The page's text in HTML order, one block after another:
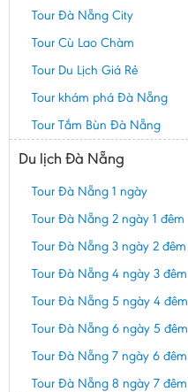
Tour Đà Nẵng City
Tour Cù Lao Chàm
Tour Du Lịch Giá Rẻ
Tour khám phá Đà Nẵng
Tour Tắm Bùn Đà Nẵng
Du lịch Đà Nẵng
Tour Đà Nẵng 1 ngày
Tour Đà Nẵng 2 ngày 1 đêm
Tour Đà Nẵng 3 ngày 2 đêm
Tour Đà Nẵng 4 ngày 3 đêm
Tour Đà Nẵng 5 ngày 4 đêm
Tour Đà Nẵng 6 ngày 5 đêm
Tour Đà Nẵng 7 ngày 6 đêm
Tour Đà Nẵng 8 ngày 7 đêm